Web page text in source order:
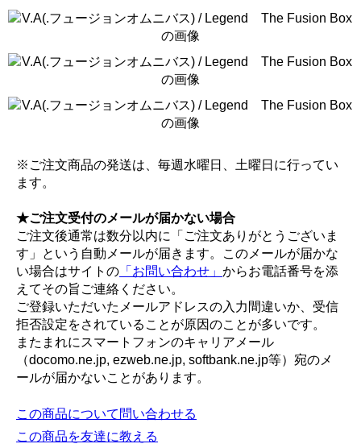
※ご注文商品の発送は、毎週水曜日、土曜日に行ってい
ます。
★ご注文受付のメールが届かない場合
ご注文後通常は数分以内に「ご注文ありがとうございま
す」という自動メールが届きます。このメールが届かな
い場合はサイトの 「お問い合わせ」 からお電話番号を添
えてその旨ご連絡ください。
ご登録いただいたメールアドレスの入力間違いか、受信
拒否設定をされていることが原因のことが多いです。
またまれにスマートフォンのキャリアメール
（docomo.ne.jp, ezweb.ne.jp, softbank.ne.jp等）宛のメ
ールが届かないことがあります。
この商品について問い合わせる
この商品を友達に教える